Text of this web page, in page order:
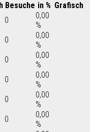
Besuche in % Grafisch
0
0,00
%
0
0,00
%
0
0,00
%
0
0,00
%
0
0,00
%
0
0,00
%